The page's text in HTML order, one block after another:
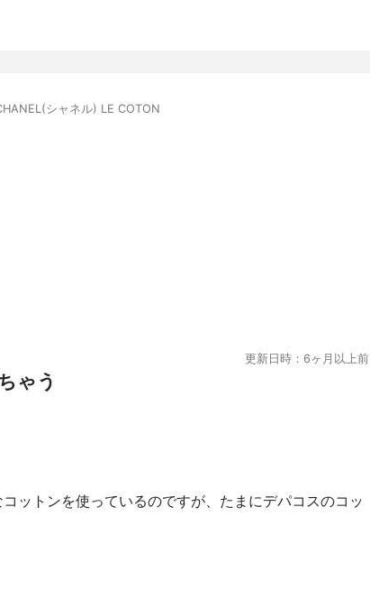
シャネル) LE COTON
更新日時：6ヶ月以上前
ゃう
ットンを使っているのですが、たまにデパコスのコッ